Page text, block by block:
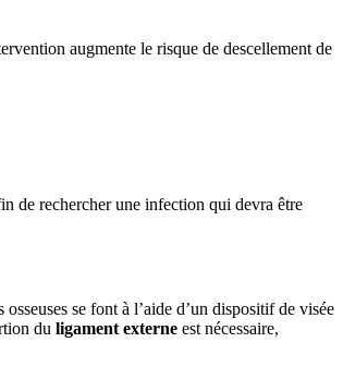
augmente le risque de descellement de
de rechercher une infection qui devra être
se font à l’aide d’un dispositif de visée
du ligament externe est nécessaire,